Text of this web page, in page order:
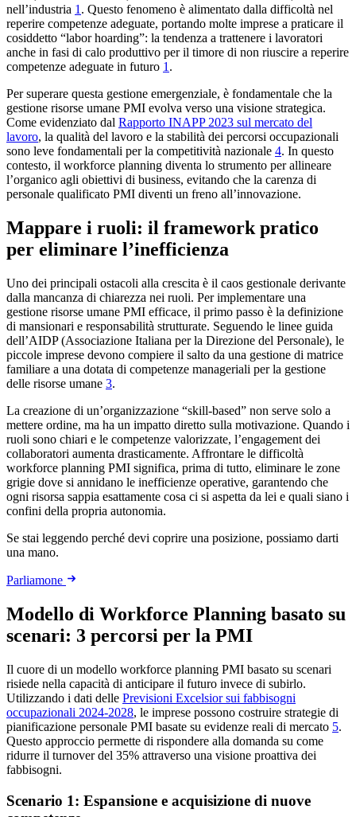
nell’industria 1. Questo fenomeno è alimentato dalla difficoltà nel
reperire competenze adeguate, portando molte imprese a praticare il
cosiddetto “labor hoarding”: la tendenza a trattenere i lavoratori
anche in fasi di calo produttivo per il timore di non riuscire a reperire
competenze adeguate in futuro 1.
Per superare questa gestione emergenziale, è fondamentale che la
gestione risorse umane PMI evolva verso una visione strategica.
Come evidenziato dal Rapporto INAPP 2023 sul mercato del
lavoro, la qualità del lavoro e la stabilità dei percorsi occupazionali
sono leve fondamentali per la competitività nazionale 4. In questo
contesto, il workforce planning diventa lo strumento per allineare
l’organico agli obiettivi di business, evitando che la carenza di
personale qualificato PMI diventi un freno all’innovazione.
Mappare i ruoli: il framework pratico
per eliminare l’inefficienza
Uno dei principali ostacoli alla crescita è il caos gestionale derivante
dalla mancanza di chiarezza nei ruoli. Per implementare una
gestione risorse umane PMI efficace, il primo passo è la definizione
di mansionari e responsabilità strutturate. Seguendo le linee guida
dell’AIDP (Associazione Italiana per la Direzione del Personale), le
piccole imprese devono compiere il salto da una gestione di matrice
familiare a una dotata di competenze manageriali per la gestione
delle risorse umane 3.
La creazione di un’organizzazione “skill-based” non serve solo a
mettere ordine, ma ha un impatto diretto sulla motivazione. Quando i
ruoli sono chiari e le competenze valorizzate, l’engagement dei
collaboratori aumenta drasticamente. Affrontare le difficoltà
workforce planning PMI significa, prima di tutto, eliminare le zone
grigie dove si annidano le inefficienze operative, garantendo che
ogni risorsa sappia esattamente cosa ci si aspetta da lei e quali siano i
confini della propria autonomia.
Se stai leggendo perché devi coprire una posizione, possiamo darti
una mano.
Parliamone
Modello di Workforce Planning basato su
scenari: 3 percorsi per la PMI
Il cuore di un modello workforce planning PMI basato su scenari
risiede nella capacità di anticipare il futuro invece di subirlo.
Utilizzando i dati delle Previsioni Excelsior sui fabbisogni
occupazionali 2024-2028, le imprese possono costruire strategie di
pianificazione personale PMI basate su evidenze reali di mercato 5.
Questo approccio permette di rispondere alla domanda su come
ridurre il turnover del 35% attraverso una visione proattiva dei
fabbisogni.
Scenario 1: Espansione e acquisizione di nuove